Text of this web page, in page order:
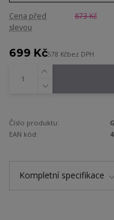
Cena před
slevou
873 Kč
699 Kč578 Kčbez DPH
Číslo produktu:
EAN kód:
Kompletní specifikace